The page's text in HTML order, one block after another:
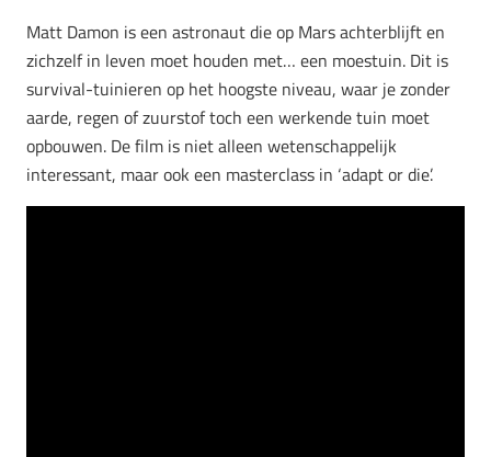
Matt Damon is een astronaut die op Mars achterblijft en
zichzelf in leven moet houden met… een moestuin. Dit is
survival-tuinieren op het hoogste niveau, waar je zonder
aarde, regen of zuurstof toch een werkende tuin moet
opbouwen. De film is niet alleen wetenschappelijk
interessant, maar ook een masterclass in ‘adapt or die’.